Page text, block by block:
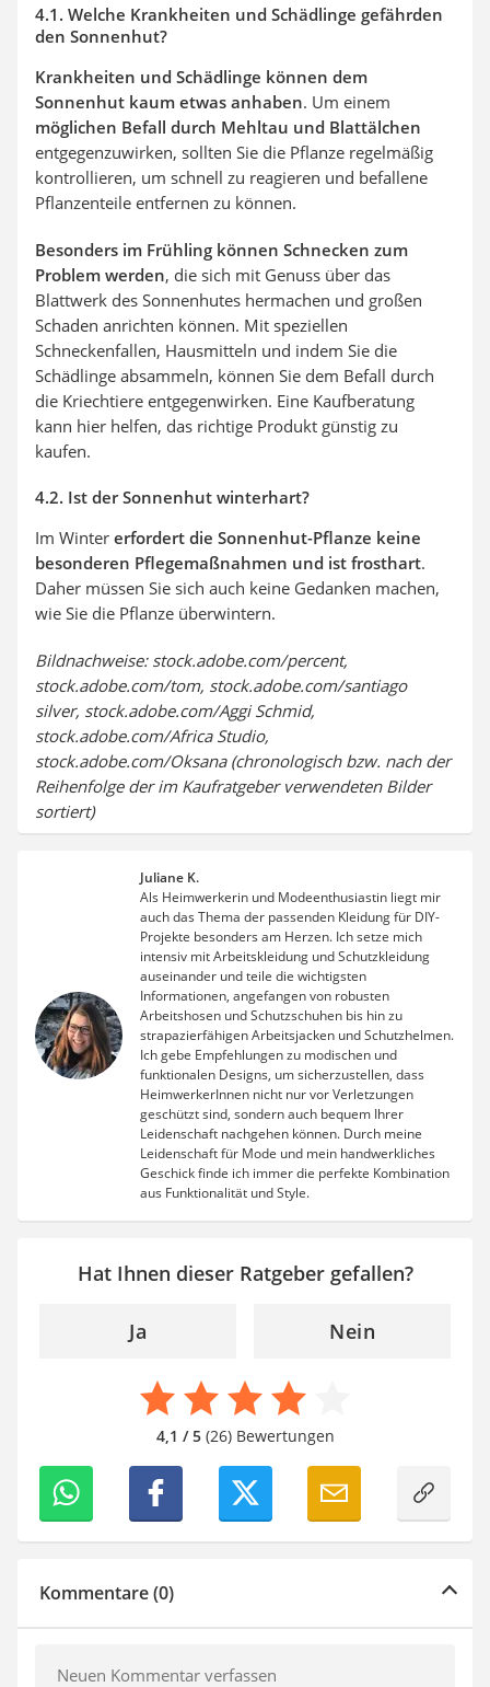
4.1. Welche Krankheiten und Schädlinge gefährden
den Sonnenhut?
Krankheiten und Schädlinge können dem
Sonnenhut kaum etwas anhaben. Um einem
möglichen Befall durch Mehltau und Blattälchen
entgegenzuwirken, sollten Sie die Pflanze regelmäßig
kontrollieren, um schnell zu reagieren und befallene
Pflanzenteile entfernen zu können.
Besonders im Frühling können Schnecken zum
Problem werden, die sich mit Genuss über das
Blattwerk des Sonnenhutes hermachen und großen
Schaden anrichten können. Mit speziellen
Schneckenfallen, Hausmitteln und indem Sie die
Schädlinge absammeln, können Sie dem Befall durch
die Kriechtiere entgegenwirken. Eine Kaufberatung
kann hier helfen, das richtige Produkt günstig zu
kaufen.
4.2. Ist der Sonnenhut winterhart?
Im Winter erfordert die Sonnenhut-Pflanze keine
besonderen Pflegemaßnahmen und ist frosthart.
Daher müssen Sie sich auch keine Gedanken machen,
wie Sie die Pflanze überwintern.
Bildnachweise: stock.adobe.com/percent,
stock.adobe.com/tom, stock.adobe.com/santiago
silver, stock.adobe.com/Aggi Schmid,
stock.adobe.com/Africa Studio,
stock.adobe.com/Oksana (chronologisch bzw. nach der
Reihenfolge der im Kaufratgeber verwendeten Bilder
sortiert)
Juliane K.
Als Heimwerkerin und Modeenthusiastin liegt mir
auch das Thema der passenden Kleidung für DIY-
Projekte besonders am Herzen. Ich setze mich
intensiv mit Arbeitskleidung und Schutzkleidung
auseinander und teile die wichtigsten
Informationen, angefangen von robusten
Arbeitshosen und Schutzschuhen bis hin zu
strapazierfähigen Arbeitsjacken und Schutzhelmen.
Ich gebe Empfehlungen zu modischen und
funktionalen Designs, um sicherzustellen, dass
HeimwerkerInnen nicht nur vor Verletzungen
geschützt sind, sondern auch bequem Ihrer
Leidenschaft nachgehen können. Durch meine
Leidenschaft für Mode und mein handwerkliches
Geschick finde ich immer die perfekte Kombination
aus Funktionalität und Style.
Hat Ihnen dieser Ratgeber gefallen?
Ja Nein
4,1 / 5(26) Bewertungen
Kommentare (0)
Neuen Kommentar verfassen